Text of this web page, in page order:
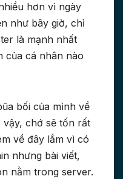
hơn vì ngày
như bây giờ, chỉ
là mạnh nhất
của cá nhân nào
bối của mình về
vậy, chớ sẽ tốn rất
về đây lắm vì có
nhưng bài viết,
nằm trong server.